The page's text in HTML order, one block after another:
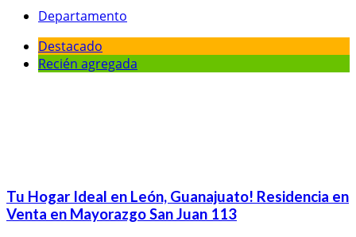
Departamento
Destacado
Recién agregada
Tu Hogar Ideal en León, Guanajuato! Residencia en
Venta en Mayorazgo San Juan 113